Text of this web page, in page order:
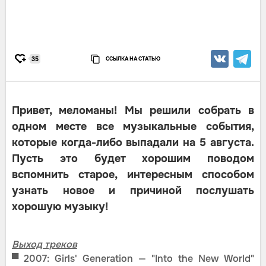
35 ССЫЛКА НА СТАТЬЮ
Привет, меломаны! Мы решили собрать в
одном месте все музыкальные события,
которые когда-либо выпадали на 5 августа.
Пусть это будет хорошим поводом
вспомнить старое, интересным способом
узнать новое и причиной послушать
хорошую музыку!
Выход треков
▀2007: Girls' Generation — "Into the New World"